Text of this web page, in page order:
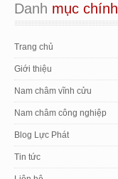
Danh mục chính
Trang chủ
Giới thiệu
Nam châm vĩnh cửu
Nam châm công nghiệp
Blog Lực Phát
Tin tức